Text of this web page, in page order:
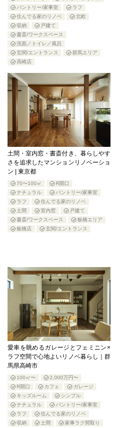
パントリー/家事室
ラフ
住んでる家のリノベ
北欧
収納
戸建て
書斎/ワークスペース
洗面／トイレ／風呂
玄関/エントランス
群馬エリア
高崎店
土間・室内窓・書斎付き、暮らしやす
さを追求したマンションリノベーショ
ン | 東京都
70〜100㎡
R開口
ナチュラル
パントリー/家事室
ラフ
住んでる家のリノベ
土間
室内窓
戸建て
書斎/ワークスペース
板橋エリア
板橋店
玄関/エントランス
愛車を眺めるガレージとフェミニン×
ラフ空間で心地よいリノベ暮らし｜群
馬県高崎市
100㎡〜
2,000万円〜
R開口
カフェ
ガレージ
キッズルーム
シンプル
ナチュラル
パントリー/家事室
ラフ
住んでる家のリノベ
収納
土間
家事ラク間取り